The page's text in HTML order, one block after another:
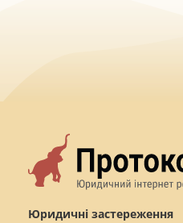
Юридичні застереження